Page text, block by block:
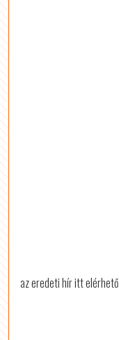
az eredeti hír itt elérhető